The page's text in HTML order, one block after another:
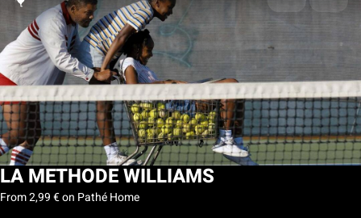
LA METHODE WILLIAMS
From 2,99 € on Pathé Home